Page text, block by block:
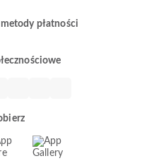
płatności